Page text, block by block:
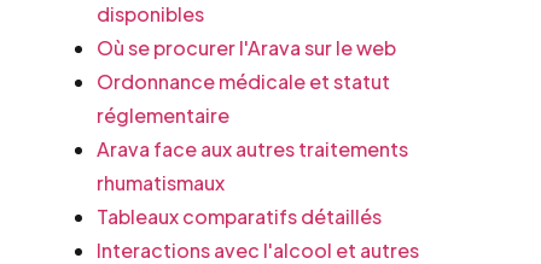
disponibles
Où se procurer l'Arava sur le web
Ordonnance médicale et statut
réglementaire
Arava face aux autres traitements
rhumatismaux
Tableaux comparatifs détaillés
Interactions avec l'alcool et autres